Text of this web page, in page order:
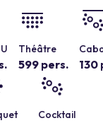
Théâtre
599 pers. 130
Cocktail